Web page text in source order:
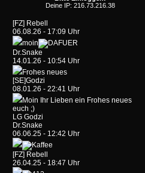
Deine IP: 216.73.216.38
[FZ] Rebell
06.08.26 - 17:09 Uhr
moin
Dr.Snake
14.01.26 - 10:54 Uhr
Frohes neues
[SE]Godzi
08.01.26 - 22:41 Uhr
Moin Ihr Lieben ein Frohes neues
euch ;)
LG Godzi
Dr.Snake
06.06.25 - 12:42 Uhr
[FZ] Rebell
26.04.25 - 18:47 Uhr